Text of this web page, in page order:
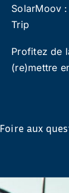
SolarMoov
Trip
Profitez de
(re)mettre
Foire aux